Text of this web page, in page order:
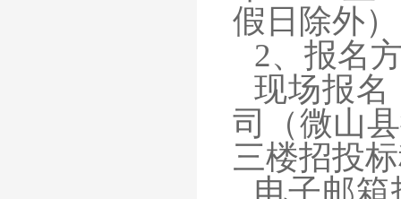
假日除外）
2、报名
现场报名
司（微山
三楼招投
电子邮箱